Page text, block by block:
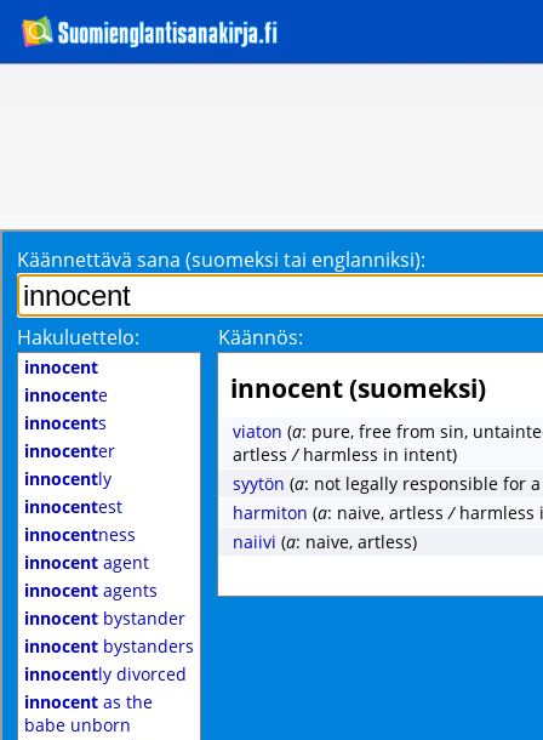
Käännettävä sana (suomeksi tai englanniksi):
Hakuluettelo: Käännös:
innocent
innocente
innocents
innocenter
innocently
innocentest
innocentness
innocent agent
innocent agents
innocent bystander
innocent bystanders
innocently divorced
innocent as the
babe unborn
innocent (suomeksi)
viaton (a: pure, free from sin,
artless/ harmless in intent)
syytön (a: not legally responsible for
harmiton (a: naive, artless/ harmless
naiivi (a: naive, artless)